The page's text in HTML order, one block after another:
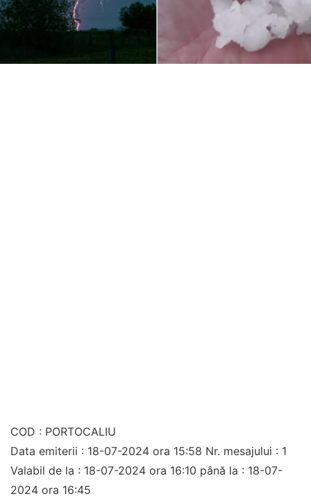
COD : PORTOCALIU
Data emiterii : 18-07-2024 ora 15:58 Nr. mesajului : 1
Valabil de la : 18-07-2024 ora 16:10 până la : 18-07-
2024 ora 16:45